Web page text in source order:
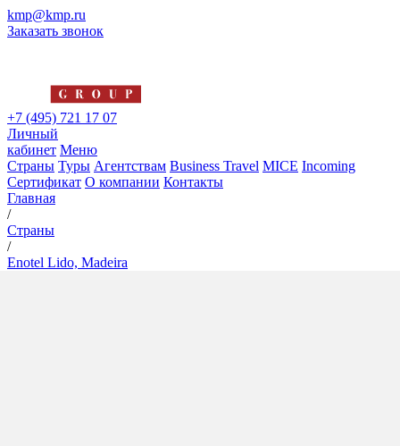
kmp@kmp.ru
Заказать звонок
+7 (495) 721 17 07
Личный
кабинет Меню
Страны Туры Агентствам Business Travel MICE Incoming
Сертификат О компании Контакты
Главная
/
Страны
/
Enotel Lido, Madeira